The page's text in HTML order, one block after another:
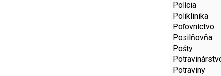
Polícia
Poliklinika
Poľovníctvo
Posilňovňa
Pošty
Potraviny